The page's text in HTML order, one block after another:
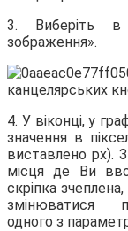
3. Виберіть
зображення».
4. У віконці, у
значення в
виставлено px).
місця де Ви
скріпка
змінюватися
одного з